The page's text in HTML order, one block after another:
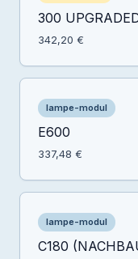
300
342,20 €
lampe-modul
E600
337,48 €
lampe-modul
C180